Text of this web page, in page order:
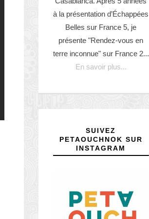
à la présentation d’Échappées
Belles sur France 5, je
présente "Rendez-vous en
terre inconnue" sur France 2...
En savoir plus...
SUIVEZ
PETAOUCHNOK SUR
INSTAGRAM